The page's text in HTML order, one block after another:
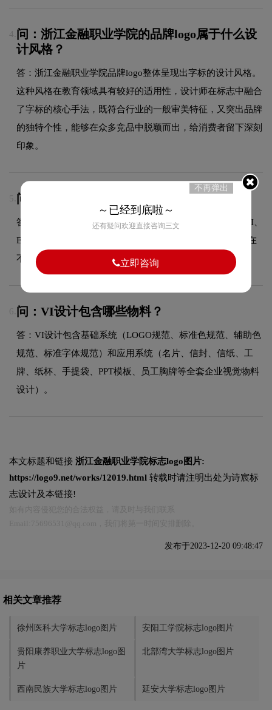
4. 问：浙江金融职业学院的品牌logo属于什么设
计风格？
答：浙江金融职业学院品牌logo整体呈现出字标的设计风格。
这种风格在教育领域具有较好的适用性，设计师在标志中融合
了字标的核心手法，既符合行业的一般审美特征，又突出品牌
的独特个性，能够在众多竞品中脱颖而出，给消费者留下深刻
印象。
5. 问：源文件全部交付吗？
答：是的，设计完成后我们提供多种格式的源文件，包括AI、
EPS、CDR等矢量格式以及PNG、JPG等位图格式，方便您在
不同场景下使用。
6. 问：VI设计包含哪些物料？
答：VI设计包含基础系统（LOGO规范、标准色规范、辅助色
规范、标准字体规范）和应用系统（名片、信封、信纸、工
牌、纸杯、手提袋、PPT模板、员工胸牌等全套企业视觉物料
设计）。
本文标题和链接 浙江金融职业学院标志logo图片:
https://logo9.net/works/12019.html 转载时请注明出处为诗宸标
志设计及本链接!
发布于2023-12-20 09:48:47
相关文章推荐
徐州医科大学标志logo图片 安阳工学院标志logo图片
贵阳康养职业大学标志logo图
片
北部湾大学标志logo图片
西南民族大学标志logo图片 延安大学标志logo图片
不再弹出
～已经到底啦～
还有疑问欢迎直接咨询三文
立即咨询